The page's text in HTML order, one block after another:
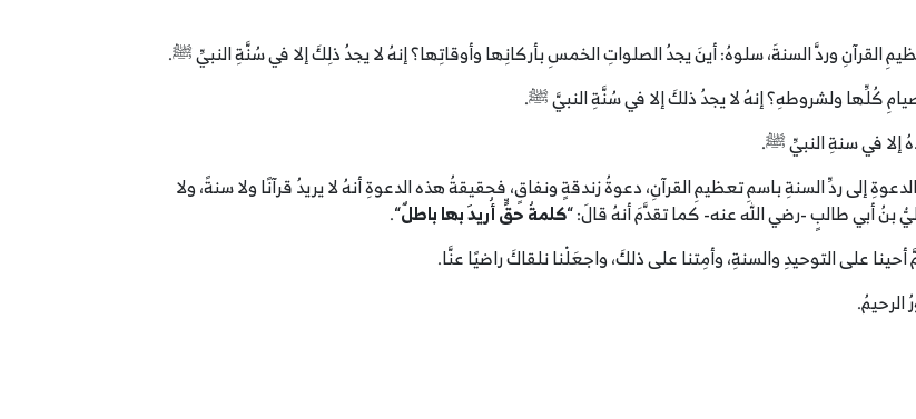
القرآنِ وردَّ السنةَ، سلوهُ: أينَ يجدُ الصلواتِ الخمسِ بأركانِها وأوقاتِها؟ إنهُ لا يجدُ ذلِكَ إلا في سُنَّةِ النبيِّ ﷺ.
كُلِّها ولشروطهِ؟ إنهُ لا يجدُ ذلكَ إلا في سُنَّةِ النبيَّ ﷺ.
إلا في سنةِ النبيِّ ﷺ.
إلى ردِّ السنةِ باسمِ تعظيمِ القرآنِ، دعوةُ زندقةٍ ونفاقٍ، فحقيقةُ هذه الدعوةِ أنهُ لا يريدُ قرآنًا ولا سنةً، ولا
بنُ أبي طالبٍ -رضي الله عنه- كما تقدَّمَ أنهُ قالَ: “كلمةُ حقٍّ أُريدَ بها باطلٌ“.
على التوحيدِ والسنةِ، وأمِتنا على ذلكَ، واجعَلْنا نلقاكَ راضيًا عنَّا.